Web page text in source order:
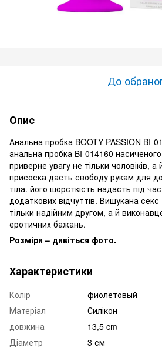
До
Опис
Анальна пробка BOOTY PASSION BI-
анальна пробка BI-014160
приверне увагу не тільки чоловіків,
присоска дасть свободу рукам для
тіла. його шорсткість надасть під
додаткових відчуттів. Вишукана
тільки надійним другом, а й
еротичних бажань.
Розміри – дивіться фото.
Характеристики
Колір
фиолетовый
Матеріал
Силікон
довжина
13,5 cm
Діаметр
3 см